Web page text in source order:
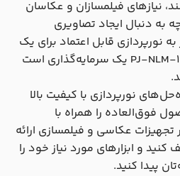
نیازهای فیلمسازان و عکاسان
به دنبال ایجاد تصاویری
نورپردازی قابل اعتماد برای یک
تولید داشته باشید، PJ-NLM-15-30 یک سرمایه‌گذاری است
نورپردازی با کیفیت بالا
فوق‌العاده را همراه با
عکاسی و فیلمسازی ارائه
و ابزارهای مورد نیاز خود را
پیدا کنید.